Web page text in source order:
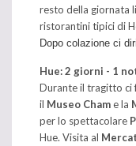
resto della giornata
ristorantini tipici di
Dopo colazione ci
Hue: 2 giorni - 1
Durante il tragitto ci
il Museo Chame la
per lo spettacolare
Hue. Visita al